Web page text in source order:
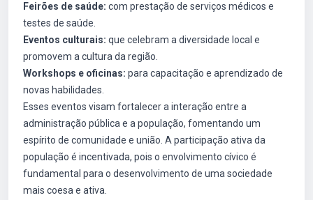
Feirões de saúde: com prestação de serviços médicos e
testes de saúde.
Eventos culturais: que celebram a diversidade local e
promovem a cultura da região.
Workshops e oficinas: para capacitação e aprendizado de
novas habilidades.
Esses eventos visam fortalecer a interação entre a
administração pública e a população, fomentando um
espírito de comunidade e união. A participação ativa da
população é incentivada, pois o envolvimento cívico é
fundamental para o desenvolvimento de uma sociedade
mais coesa e ativa.